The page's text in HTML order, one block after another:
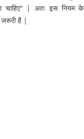
चाहिए" | अतः इस नियम
जरूरी है |